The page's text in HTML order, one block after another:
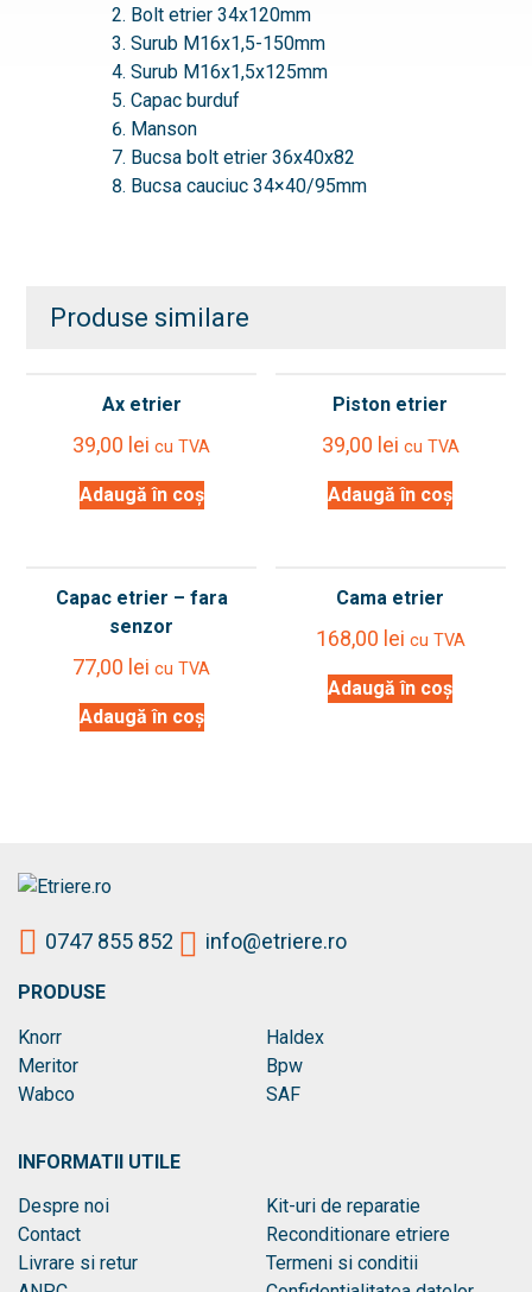
Bolt etrier 34x120mm
Surub M16x1,5-150mm
Surub M16x1,5x125mm
Capac burduf
Manson
Bucsa bolt etrier 36x40x82
Bucsa cauciuc 34×40/95mm
Produse similare
Ax etrier
39,00 lei cu TVA
Adaugă în coș
Piston etrier
39,00 lei cu TVA
Adaugă în coș
Capac etrier – fara
senzor
77,00 lei cu TVA
Adaugă în coș
Cama etrier
168,00 lei cu TVA
Adaugă în coș
0747 855 852 info@etriere.ro
PRODUSE
Knorr
Haldex
Meritor
Bpw
Wabco
SAF
INFORMATII UTILE
Despre noi
Kit-uri de reparatie
Contact
Reconditionare etriere
Livrare si retur
Termeni si conditii